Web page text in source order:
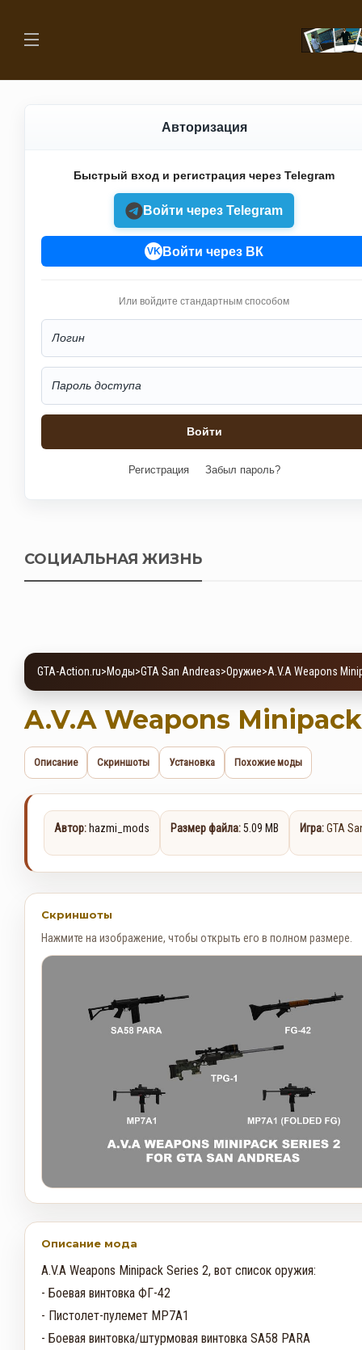
Авторизация
Быстрый вход и регистрация через Telegram
Войти через Telegram
VK Войти через ВК
Или войдите стандартным способом
Регистрация Забыл пароль?
СОЦИАЛЬНАЯ ЖИЗНЬ
GTA-Action.ru>Моды>GTA San Andreas>Оружие>A.V.A Weapons
A.V.A Weapons
Описание Скриншоты Установка Похожие моды
Автор: hazmi_mods Размер файла:5.09 MB Игра:GTA
Скриншоты
Нажмите на изображение, чтобы открыть его в полном размере.
Описание мода
A.V.A Weapons Minipack Series 2, вот список оружия:
- Боевая винтовка ФГ-42
- Пистолет-пулемет MP7A1
- Боевая винтовка/штурмовая винтовка SA58 PARA